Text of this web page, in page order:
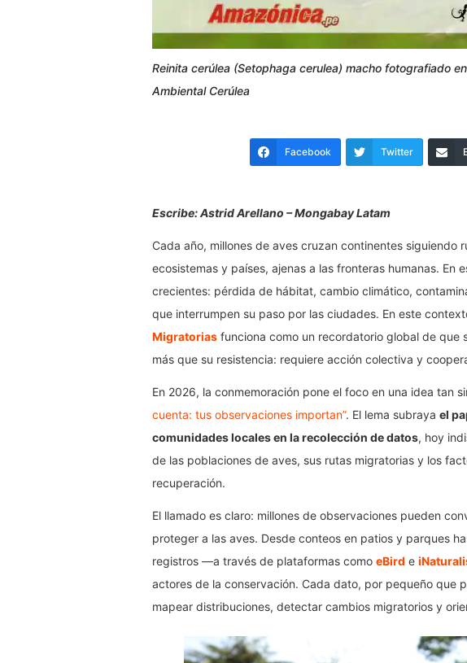
Reinita cerúlea (Setophaga cerulea) macho fotografiado
Ambiental Cerúlea
Facebook Twitter
Escribe: Astrid Arellano – Mongabay Latam
Cada año, millones de aves cruzan continentes siguiendo
ecosistemas y países, ajenas a las fronteras humanas. En
crecientes: pérdida de hábitat, cambio climático,
que interrumpen su paso por las ciudades. En este
Migratoriasfunciona como un recordatorio global de que
más que su resistencia: requiere acción colectiva y
En 2026, la conmemoración pone el foco en una idea tan
cuenta: tus observaciones importan”. El lema subraya el
comunidades locales en la recolección de datos, hoy
de las poblaciones de aves, sus rutas migratorias y los
recuperación.
El llamado es claro: millones de observaciones pueden
proteger a las aves. Desde conteos en patios y parques
registros —a través de plataformas como eBird e
actores de la conservación. Cada dato, por pequeño que
mapear distribuciones, detectar cambios migratorios y